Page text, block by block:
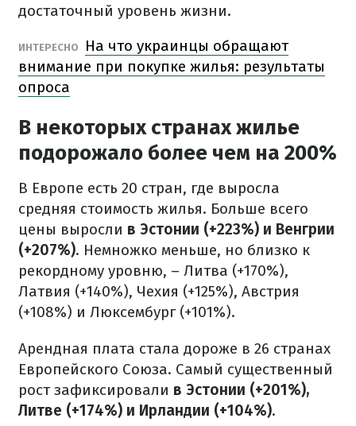
достаточный уровень жизни.
ИНТЕРЕСНО
На что украинцы обращают
внимание при покупке жилья: результаты
опроса
В некоторых странах жилье
подорожало более чем на 200%
В Европе есть 20 стран, где выросла
средняя стоимость жилья. Больше всего
цены выросли в Эстонии (+223%) и Венгрии
(+207%). Немножко меньше, но близко к
рекордному уровню, – Литва (+170%),
Латвия (+140%), Чехия (+125%), Австрия
(+108%) и Люксембург (+101%).
Арендная плата стала дороже в 26 странах
Европейского Союза. Самый существенный
рост зафиксировали в Эстонии (+201%),
Литве (+174%) и Ирландии (+104%).